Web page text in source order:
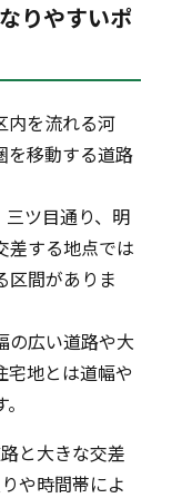
りやすいポ
内を流れる河
を移動する道路
ツ目通り、明
差する地点では
区間がありま
の広い道路や大
宅地とは道幅や
と大きな交差
や時間帯によ